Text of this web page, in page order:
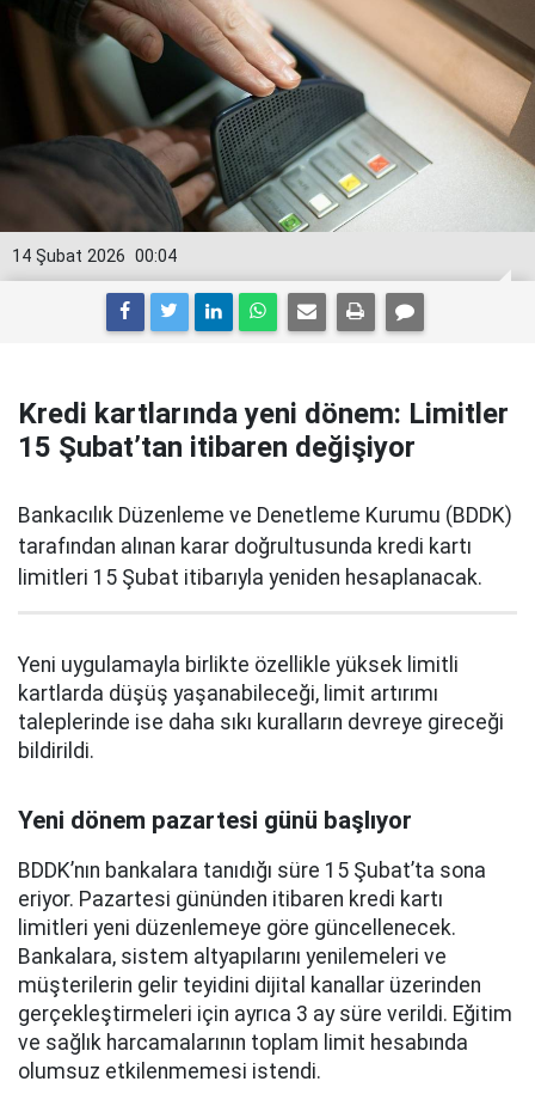
00:04
14 Şubat 2026
Kredi kartlarında yeni dönem: Limitler
15 Şubat’tan itibaren değişiyor
Bankacılık Düzenleme ve Denetleme Kurumu (BDDK)
tarafından alınan karar doğrultusunda kredi kartı
limitleri 15 Şubat itibarıyla yeniden hesaplanacak.
Yeni uygulamayla birlikte özellikle yüksek limitli
kartlarda düşüş yaşanabileceği, limit artırımı
taleplerinde ise daha sıkı kuralların devreye gireceği
bildirildi.
Yeni dönem pazartesi günü başlıyor
BDDK’nın bankalara tanıdığı süre 15 Şubat’ta sona
eriyor. Pazartesi gününden itibaren kredi kartı
limitleri yeni düzenlemeye göre güncellenecek.
Bankalara, sistem altyapılarını yenilemeleri ve
müşterilerin gelir teyidini dijital kanallar üzerinden
gerçekleştirmeleri için ayrıca 3 ay süre verildi. Eğitim
ve sağlık harcamalarının toplam limit hesabında
olumsuz etkilenmemesi istendi.